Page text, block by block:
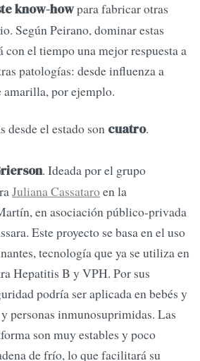
know-howpara fabricar otras
Según Peirano, dominar estas
el tiempo una mejor respuesta a
patologías: desde influenza a
por ejemplo.
desde el estado son cuatro.
. Ideada por el grupo
Juliana Cassataroen la
en asociación público-privada
Este proyecto se basa en el uso
tecnología que ya se utiliza en
Hepatitis B y VPH. Por sus
podría ser aplicada en bebés y
personas inmunosuprimidas. Las
son muy estables y poco
de frío, lo que facilitará su